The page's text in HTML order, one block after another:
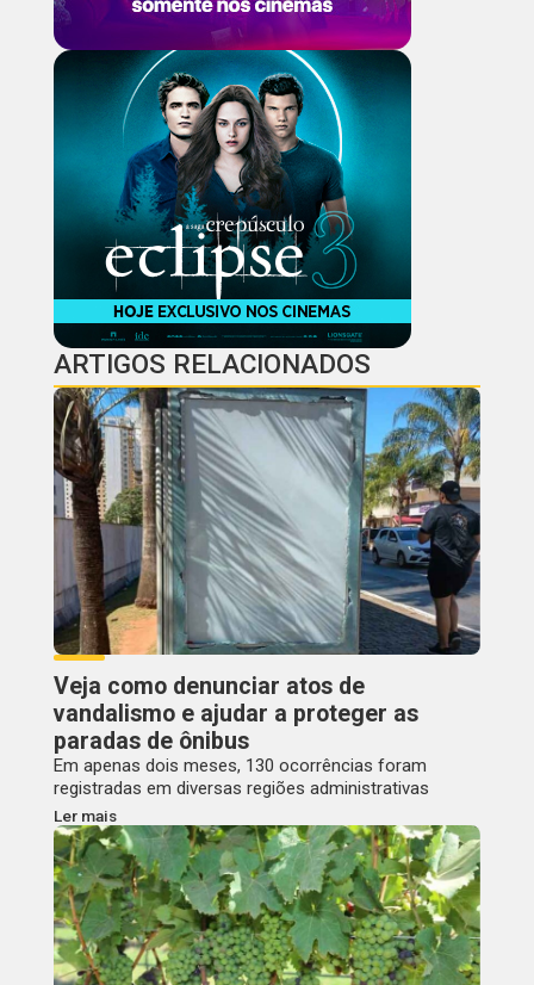
ARTIGOS RELACIONADOS
Veja como denunciar atos de
vandalismo e ajudar a proteger as
paradas de ônibus
Em apenas dois meses, 130 ocorrências foram
registradas em diversas regiões administrativas
Ler mais